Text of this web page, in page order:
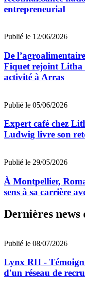
entrepreneurial
Publié le 12/06/2026
De
Fiquet rejoint Litha
activité à Arras
Publié le 05/06/2026
Expert café chez
Ludwig livre son
Publié le 29/05/2026
À Montpellier,
sens à sa carrière
Dernières news
Publié le 08/07/2026
Lynx RH -
d'un réseau de